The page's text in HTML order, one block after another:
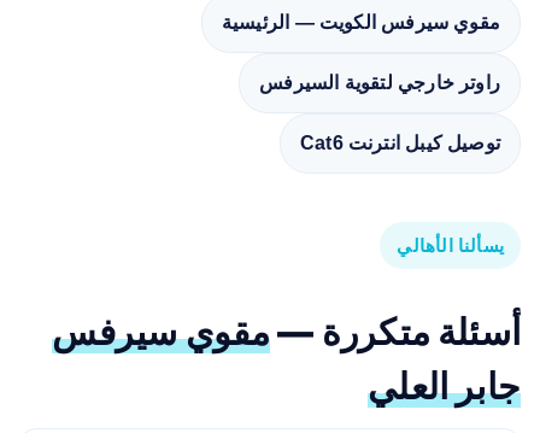
مقوي سيرفس الكويت — الرئيسية
راوتر خارجي لتقوية السيرفس
توصيل كيبل انترنت Cat6
يسألنا الأهالي
أسئلة متكررة —مقوي سيرفس
جابر العلي